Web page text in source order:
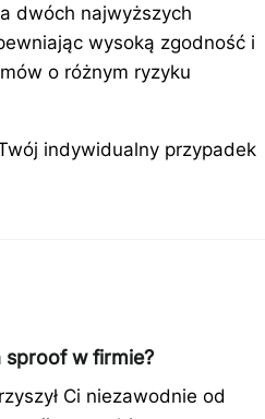
dwóch najwyższych
wysoką zgodność i
o różnym ryzyku
indywidualny przypadek
sproof w firmie?
Ci niezawodnie od